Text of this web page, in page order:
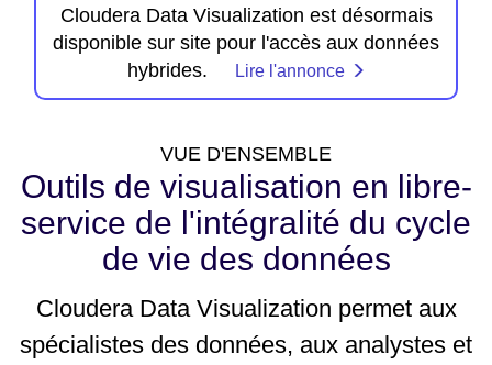
Cloudera Data Visualization est désormais
disponible sur site pour l'accès aux données
hybrides.
Lire l'annonce
VUE D'ENSEMBLE
Outils de visualisation en libre-
service de l'intégralité du cycle
de vie des données
Cloudera Data Visualization permet aux
spécialistes des données, aux analystes et